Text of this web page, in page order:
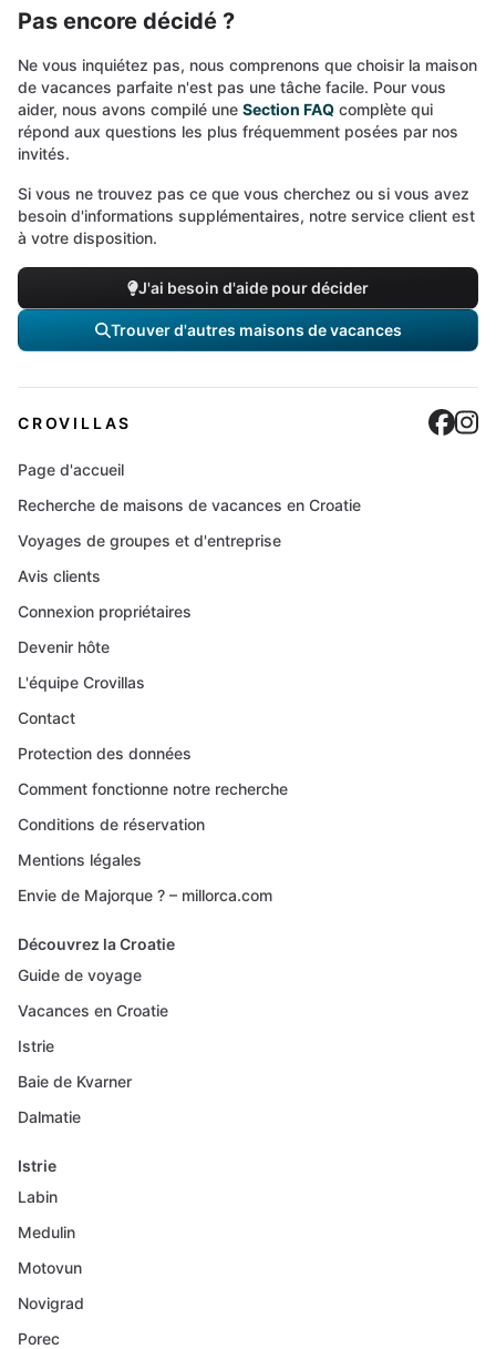
Pas encore décidé ?
Ne vous inquiétez pas, nous comprenons que choisir la maison
de vacances parfaite n'est pas une tâche facile. Pour vous
aider, nous avons compilé une Section FAQ complète qui
répond aux questions les plus fréquemment posées par nos
invités.
Si vous ne trouvez pas ce que vous cherchez ou si vous avez
besoin d'informations supplémentaires, notre service client est
à votre disposition.
J'ai besoin d'aide pour décider
Trouver d'autres maisons de vacances
CROVILLAS
Page d'accueil
Recherche de maisons de vacances en Croatie
Voyages de groupes et d'entreprise
Avis clients
Connexion propriétaires
Devenir hôte
L'équipe Crovillas
Contact
Protection des données
Comment fonctionne notre recherche
Conditions de réservation
Mentions légales
Envie de Majorque ? – millorca.com
Découvrez la Croatie
Guide de voyage
Vacances en Croatie
Istrie
Baie de Kvarner
Dalmatie
Istrie
Labin
Medulin
Motovun
Novigrad
Porec